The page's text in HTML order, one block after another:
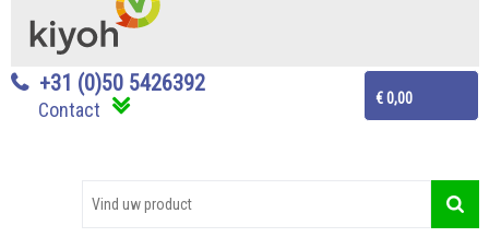
€ 0,00
+31 (0)50 5426392
Contact